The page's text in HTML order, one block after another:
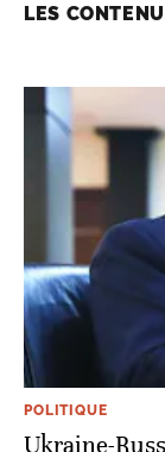
LES
POLITIQUE
Ukraine-